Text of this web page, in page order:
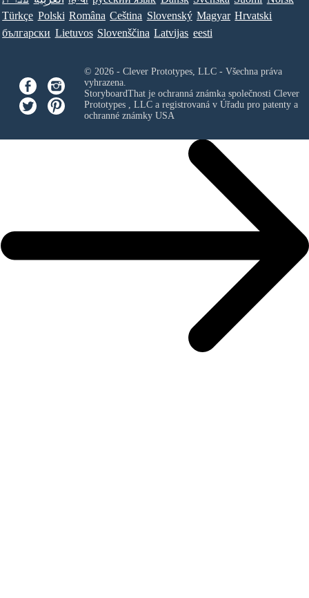
Türkçe Polski Româna Ceština Slovenský Magyar Hrvatski
български Lietuvos Slovenščina Latvijas eesti
© 2026 - Clever Prototypes, LLC - Všechna práva
vyhrazena.
StoryboardThat je ochranná známka společnosti Clever
Prototypes , LLCa registrovaná v Úřadu pro patenty a
ochranné známky USA